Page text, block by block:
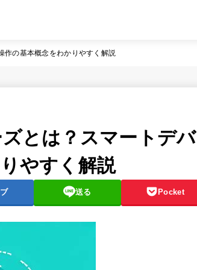
作の基本概念をわかりやすく解説
とは？スマートデバ
やすく解説
送る Pocket